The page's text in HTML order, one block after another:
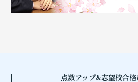
点数アップ&志望校合格